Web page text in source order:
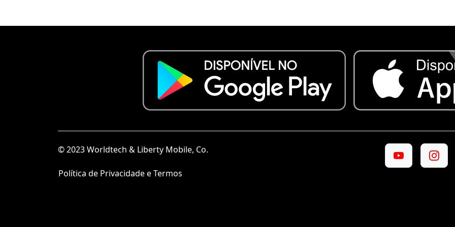
© 2023 Worldtech & Liberty Mobile, Co.
Política de Privacidade e Termos